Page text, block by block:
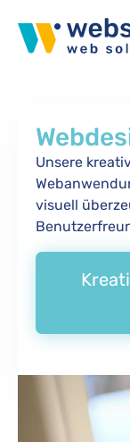
Unsere
visuell